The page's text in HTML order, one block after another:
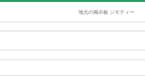
地元の掲示板 ジモティー